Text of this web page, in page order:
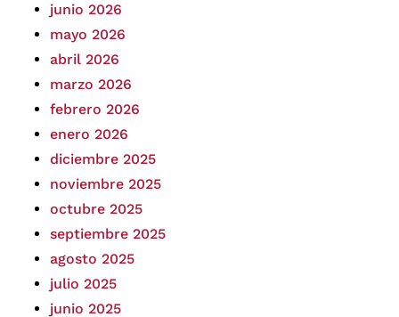
junio 2026
mayo 2026
abril 2026
marzo 2026
febrero 2026
enero 2026
diciembre 2025
noviembre 2025
octubre 2025
septiembre 2025
agosto 2025
julio 2025
junio 2025